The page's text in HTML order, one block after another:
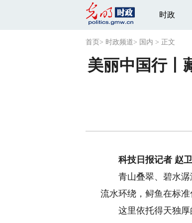
时政
首页 > 时政频道> 国内 > 正文
美丽中国行丨
科技日报记者 赵
青山叠翠、碧水潺潺
流水环绕，鲟鱼在标
这里依托得天独厚的